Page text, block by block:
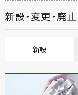
新設・変更・廃止
新設